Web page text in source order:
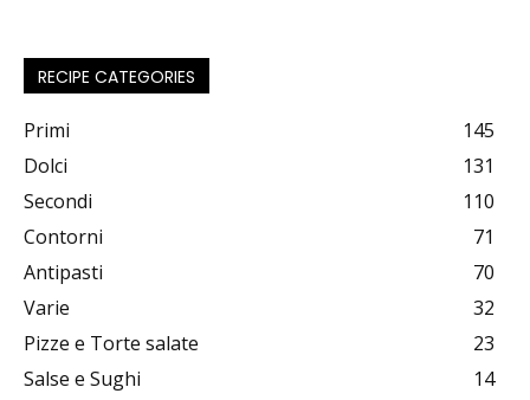
RECIPE CATEGORIES
Primi
145
Dolci
131
Secondi
110
Contorni
71
Antipasti
70
Varie
32
Pizze e Torte salate
23
Salse e Sughi
14